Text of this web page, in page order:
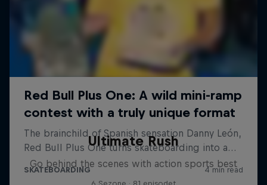
Ultimate Rush
Go behind the scenes with action sports best